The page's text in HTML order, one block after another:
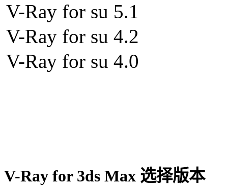
V-Ray for su 5.1
V-Ray for su 4.2
V-Ray for su 4.0
V-Ray for 3ds Max 选择版本